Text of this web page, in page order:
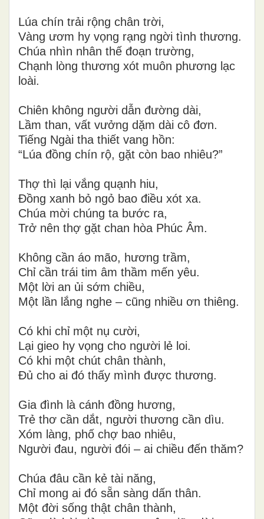
Lúa chín trải rộng chân trời,
Vàng ươm hy vọng rạng ngời tình thương.
Chúa nhìn nhân thế đoạn trường,
Chạnh lòng thương xót muôn phương lạc
loài.
Chiên không người dẫn đường dài,
Lầm than, vất vưởng dặm dài cô đơn.
Tiếng Ngài tha thiết vang hồn:
“Lúa đồng chín rộ, gặt còn bao nhiêu?”
Thợ thì lại vắng quạnh hiu,
Đồng xanh bỏ ngỏ bao điều xót xa.
Chúa mời chúng ta bước ra,
Trở nên thợ gặt chan hòa Phúc Âm.
Không cần áo mão, hương trầm,
Chỉ cần trái tim âm thầm mến yêu.
Một lời an ủi sớm chiều,
Một lần lắng nghe – cũng nhiều ơn thiêng.
Có khi chỉ một nụ cười,
Lại gieo hy vọng cho người lẻ loi.
Có khi một chút chân thành,
Đủ cho ai đó thấy mình được thương.
Gia đình là cánh đồng hương,
Trẻ thơ cần dắt, người thương cần dìu.
Xóm làng, phố chợ bao nhiêu,
Người đau, người đói – ai chiều đến thăm?
Chúa đâu cần kẻ tài năng,
Chỉ mong ai đó sẵn sàng dấn thân.
Một đời sống thật chân thành,